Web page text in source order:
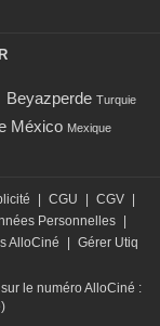
Beyazperde Turquie
México Mexique
CGU CGV
Personnelles
AlloCiné
Gérer Utiq
le numéro AlloCiné :